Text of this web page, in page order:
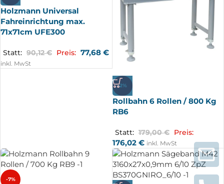
Holzmann Universal
Fahreinrichtung max.
71x71cm UFE300
Statt: 90,12€ Preis: 77,68 €
inkl. MwSt
-2%
Rollbahn 6 Rollen / 800 Kg
RB6
Statt: 179,00€ Preis:
176,02 € inkl. MwSt
-7%